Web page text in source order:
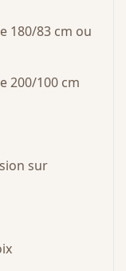
180/83 cm ou
200/100 cm
sur